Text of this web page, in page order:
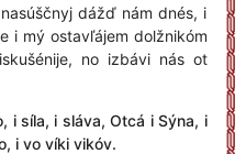
dážď nám dnés, i
i mý ostavľájem dolžnikóm
no izbávi nás ot
i síla, i sláva, Otcá i Sýna, i
i vo víki vikóv.